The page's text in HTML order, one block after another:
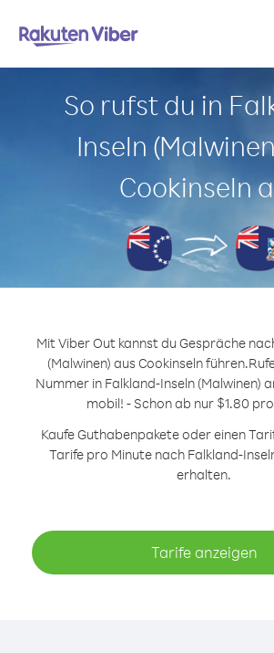
So rufst du in
Inseln
Cookinseln
Mit Viber Out kannst du Gespräche
(Malwinen) aus Cookinseln führen.
Nummer in Falkland-Inseln (Malwinen)
mobil! - Schon ab nur $1.80
Kaufe Guthabenpakete oder einen
Tarife pro Minute nach Falkland-
erhalten.
Tarife anzeigen